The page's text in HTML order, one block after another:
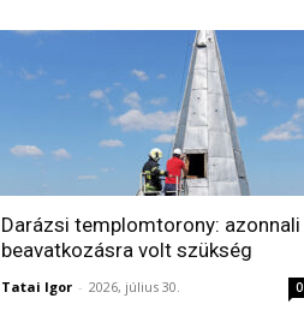
Darázsi templomtorony: azonnali
beavatkozásra volt szükség
Tatai Igor - 2026, július 30. 0